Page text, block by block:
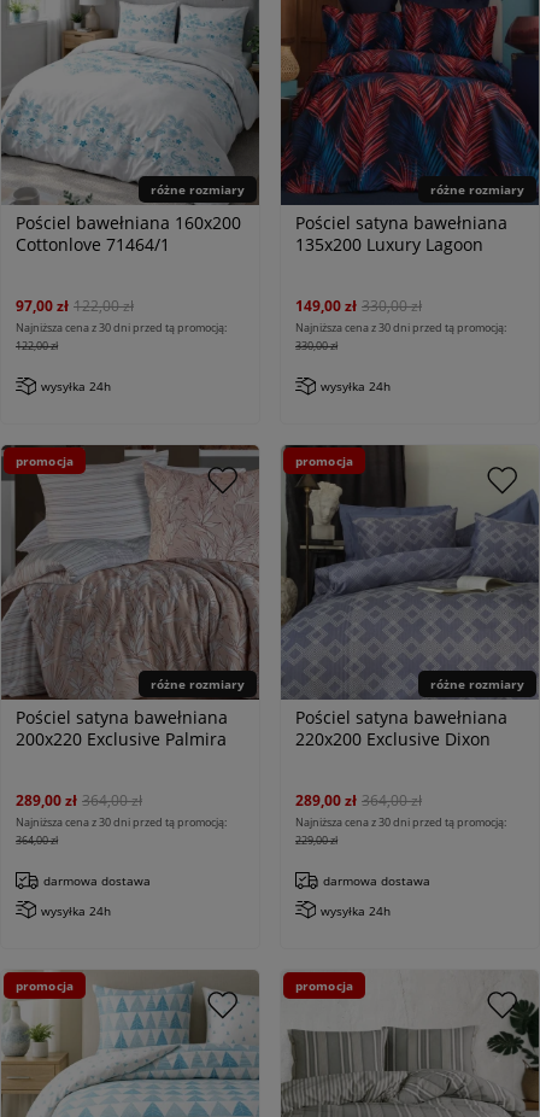
różne rozmiary
Pościel bawełniana 160x200
Cottonlove 71464/1
97,00 zł 122,00 zł
Najniższa cena z 30 dni przed tą promocją:
122,00 zł
wysyłka 24h
różne rozmiary
Pościel satyna bawełniana
135x200 Luxury Lagoon
149,00 zł 330,00 zł
Najniższa cena z 30 dni przed tą promocją:
330,00 zł
wysyłka 24h
różne rozmiary
Pościel satyna bawełniana
200x220 Exclusive Palmira
289,00 zł 364,00 zł
Najniższa cena z 30 dni przed tą promocją:
364,00 zł
darmowa dostawa
wysyłka 24h
promocja
różne rozmiary
Pościel satyna bawełniana
220x200 Exclusive Dixon
289,00 zł 364,00 zł
Najniższa cena z 30 dni przed tą promocją:
229,00 zł
darmowa dostawa
wysyłka 24h
promocja
promocja promocja